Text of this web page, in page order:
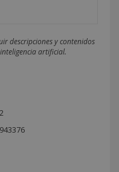
descripciones y contenidos
artificial.